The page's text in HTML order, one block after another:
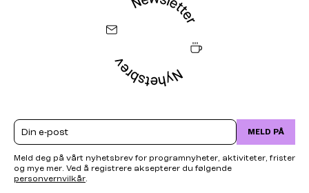
Email MELD PÅ
Meld deg på vårt nyhetsbrev for programnyheter, aktiviteter, frister
og mye mer. Ved å registrere aksepterer du følgende
personvernvilkår